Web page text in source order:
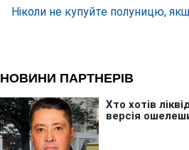
Ніколи не купуйте полуницю,